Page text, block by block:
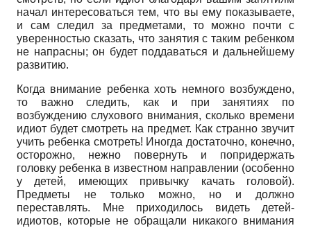
начал интересоваться тем, что вы ему показываете,
и сам следил за предметами, то можно почти с
уверенностью сказать, что занятия с таким ребенком
не напрасны; он будет поддаваться и дальнейшему
развитию.
Когда внимание ребенка хоть немного возбуждено,
то важно следить, как и при занятиях по
возбуждению слухового внимания, сколько времени
идиот будет смотреть на предмет. Как странно звучит
учить ребенка смотреть! Иногда достаточно, конечно,
осторожно, нежно повернуть и попридержать
головку ребенка в известном направлении (особенно
у детей, имеющих привычку качать головой).
Предметы не только можно, но и должно
переставлять. Мне приходилось видеть детей-
идиотов, которые не обращали никакого внимания